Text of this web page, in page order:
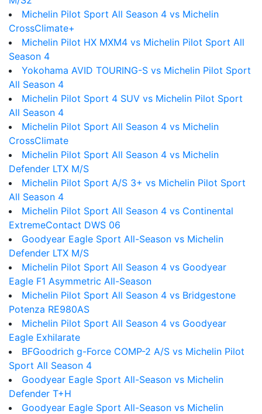
Michelin Pilot Sport All Season 4 vs Michelin
CrossClimate+
Michelin Pilot HX MXM4 vs Michelin Pilot Sport All
Season 4
Yokohama AVID TOURING-S vs Michelin Pilot Sport
All Season 4
Michelin Pilot Sport 4 SUV vs Michelin Pilot Sport
All Season 4
Michelin Pilot Sport All Season 4 vs Michelin
CrossClimate
Michelin Pilot Sport All Season 4 vs Michelin
Defender LTX M/S
Michelin Pilot Sport A/S 3+ vs Michelin Pilot Sport
All Season 4
Michelin Pilot Sport All Season 4 vs Continental
ExtremeContact DWS 06
Goodyear Eagle Sport All-Season vs Michelin
Defender LTX M/S
Michelin Pilot Sport All Season 4 vs Goodyear
Eagle F1 Asymmetric All-Season
Michelin Pilot Sport All Season 4 vs Bridgestone
Potenza RE980AS
Michelin Pilot Sport All Season 4 vs Goodyear
Eagle Exhilarate
BFGoodrich g-Force COMP-2 A/S vs Michelin Pilot
Sport All Season 4
Goodyear Eagle Sport All-Season vs Michelin
Defender T+H
Goodyear Eagle Sport All-Season vs Michelin